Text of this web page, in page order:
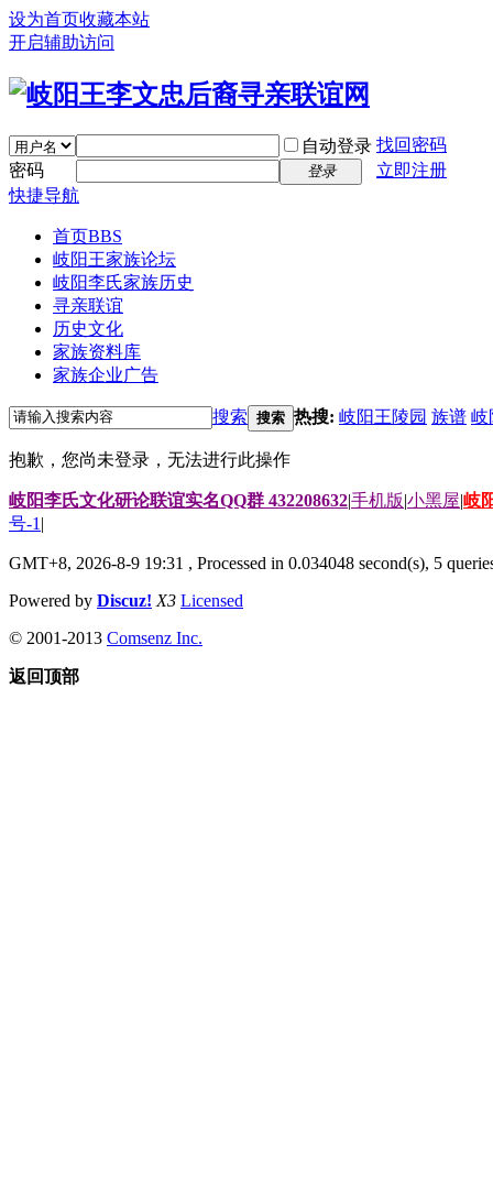
设为首页收藏本站
开启辅助访问
自动登录 找回密码
密码
登录
立即注册
快捷导航
首页BBS
岐阳王家族论坛
岐阳李氏家族历史
寻亲联谊
历史文化
家族资料库
家族企业广告
搜索 搜索 热搜: 岐阳王陵园 族谱 岐
抱歉，您尚未登录，无法进行此操作
岐阳李氏文化研论联谊实名QQ群 432208632|手机版|小黑屋|岐
号-1 |
GMT+8, 2026-8-9 19:31 , Processed in 0.034048 second(s), 5
Powered by Discuz! X3 Licensed
© 2001-2013 Comsenz Inc.
返回顶部